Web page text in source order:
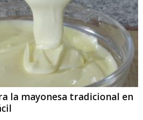
la mayonesa tradicional en